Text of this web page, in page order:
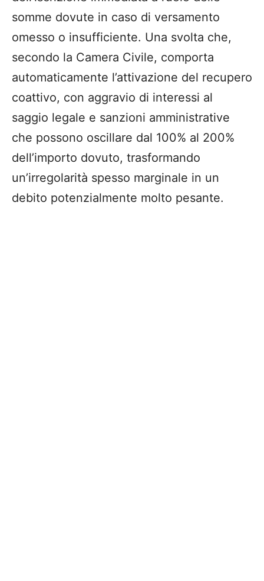
somme dovute in caso di versamento
omesso o insufficiente. Una svolta che,
secondo la Camera Civile, comporta
automaticamente l’attivazione del recupero
coattivo, con aggravio di interessi al
saggio legale e sanzioni amministrative
che possono oscillare dal 100% al 200%
dell’importo dovuto, trasformando
un’irregolarità spesso marginale in un
debito potenzialmente molto pesante.